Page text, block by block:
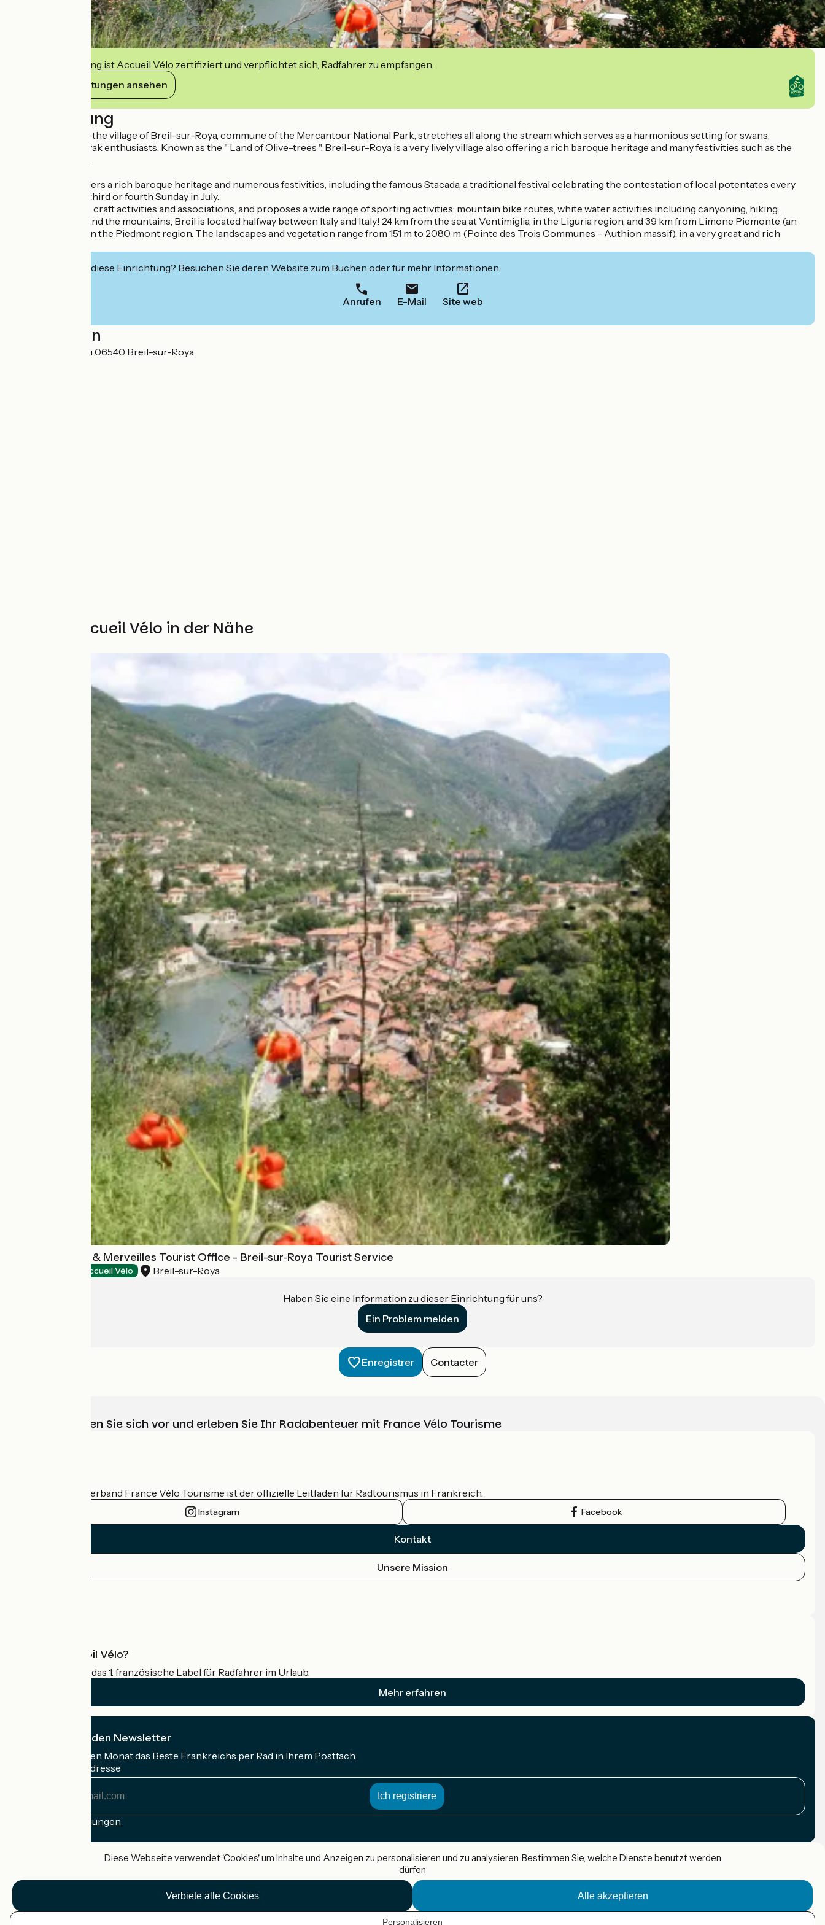
Diese Einrichtung ist Accueil Vélo zertifiziert und verpflichtet sich, Radfahrer zu empfangen.
Ihre Verpflichtungen ansehen
Beschreibung
In the Roya Valley, the village of Breil-sur-Roya, commune of the Mercantour National Park, stretches all along the stream which serves as a harmonious setting for swans,
fishermen and kayak enthusiasts. Known as the " Land of Olive-trees ", Breil-sur-Roya is a very lively village also offering a rich baroque heritage and many festivities such as the
Breil-sur-Roya offers a rich baroque heritage and numerous festivities, including the famous Stacada, a traditional festival celebrating the contestation of local potentates every
four years on the third or fourth Sunday in July.
Breil is also rich in craft activities and associations, and proposes a wide range of sporting activities: mountain bike routes, white water activities including canyoning, hiking...
Between the sea and the mountains, Breil is located halfway between Italy and Italy! 24 km from the sea at Ventimiglia, in the Liguria region, and 39 km from Limone Piemonte (an
alpine ski resort) in the Piedmont region. The landscapes and vegetation range from 151 m to 2080 m (Pointe des Trois Communes - Authion massif), in a very great and rich
Interessiert Sie diese Einrichtung? Besuchen Sie deren Website zum Buchen oder für mehr Informationen.
Anrufen E-Mail Site web
Localisation
17, place Bianchéri 06540 Breil-sur-Roya
Weitere Accueil Vélo in der Nähe
Menton, Riviera & Merveilles Tourist Office - Breil-sur-Roya Tourist Service
Accueil Vélo Breil-sur-Roya
Haben Sie eine Information zu dieser Einrichtung für uns?
Ein Problem melden
Enregistrer Contacter
Wählen, bereiten Sie sich vor und erleben Sie Ihr Radabenteuer mit France Vélo Tourisme
Der nationale Verband France Vélo Tourisme ist der offizielle Leitfaden für Radtourismus in Frankreich.
Instagram Facebook
Kontakt
Unsere Mission
Was ist Accueil Vélo?
Accueil Vélo ist das 1. französische Label für Radfahrer im Urlaub.
Mehr erfahren
Ich abonniere den Newsletter
Erhalten Sie jeden Monat das Beste Frankreichs per Rad in Ihrem Postfach.
Meine E-Mail-Adresse
Anmeldebedingungen
Accueil Vélo Pro
Kontakt
Diese Webseite verwendet 'Cookies' um Inhalte und Anzeigen zu personalisieren und zu analysieren. Bestimmen Sie, welche Dienste benutzt werden
dürfen
Alle akzeptieren
Verbiete alle Cookies
Personalisieren